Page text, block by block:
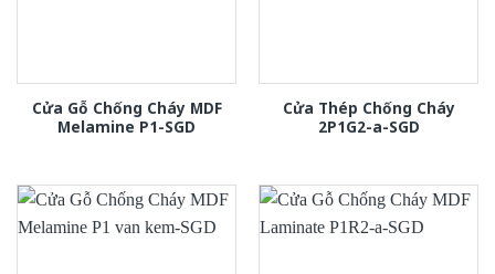
Cửa Gỗ Chống Cháy MDF
Melamine P1-SGD
Cửa Thép Chống Cháy
2P1G2-a-SGD